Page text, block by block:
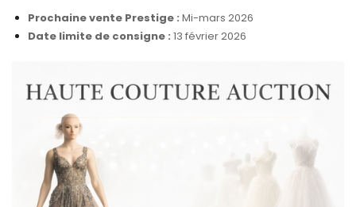
Prochaine vente Prestige : Mi-mars 2026
Date limite de consigne : 13 février 2026